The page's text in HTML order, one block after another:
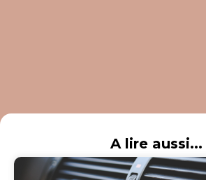
A lire aussi...